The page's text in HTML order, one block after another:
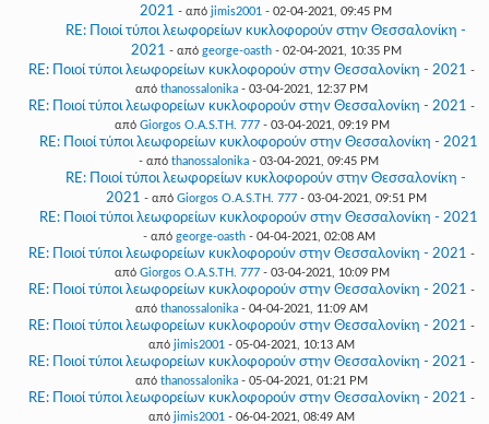
2021 - από jimis2001 - 02-04-2021, 09:45 PM
RE: Ποιοί τύποι λεωφορείων κυκλοφορούν στην Θεσσαλονίκη -
2021 - από george-oasth- 02-04-2021, 10:35 PM
RE: Ποιοί τύποι λεωφορείων κυκλοφορούν στην Θεσσαλονίκη - 2021 -
από thanossalonika - 03-04-2021, 12:37 PM
RE: Ποιοί τύποι λεωφορείων κυκλοφορούν στην Θεσσαλονίκη - 2021 -
από Giorgos O.A.S.TH. 777- 03-04-2021, 09:19 PM
RE: Ποιοί τύποι λεωφορείων κυκλοφορούν στην Θεσσαλονίκη - 2021
- από thanossalonika - 03-04-2021, 09:45 PM
RE: Ποιοί τύποι λεωφορείων κυκλοφορούν στην Θεσσαλονίκη -
2021 - από Giorgos O.A.S.TH. 777- 03-04-2021, 09:51 PM
RE: Ποιοί τύποι λεωφορείων κυκλοφορούν στην Θεσσαλονίκη - 2021
- από george-oasth- 04-04-2021, 02:08 AM
RE: Ποιοί τύποι λεωφορείων κυκλοφορούν στην Θεσσαλονίκη - 2021 -
από Giorgos O.A.S.TH. 777- 03-04-2021, 10:09 PM
RE: Ποιοί τύποι λεωφορείων κυκλοφορούν στην Θεσσαλονίκη - 2021 -
από thanossalonika - 04-04-2021, 11:09 AM
RE: Ποιοί τύποι λεωφορείων κυκλοφορούν στην Θεσσαλονίκη - 2021 -
από jimis2001 - 05-04-2021, 10:13 AM
RE: Ποιοί τύποι λεωφορείων κυκλοφορούν στην Θεσσαλονίκη - 2021 -
από thanossalonika - 05-04-2021, 01:21 PM
RE: Ποιοί τύποι λεωφορείων κυκλοφορούν στην Θεσσαλονίκη - 2021 -
από jimis2001 - 06-04-2021, 08:49 AM